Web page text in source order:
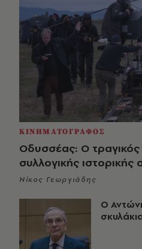
ΚΙΝΗΜΑΤΟΓΡΑΦΟΣ
Οδυσσέας: Ο τραγικός
συλλογικής ιστορικής
Νίκος Γεωργιάδης
Ο